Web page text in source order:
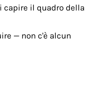
capire il quadro della
— non c'è alcun